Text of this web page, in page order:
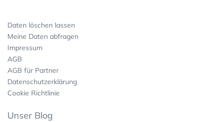
Daten löschen lassen
Meine Daten abfragen
Impressum
AGB
AGB für Partner
Datenschutzerklärung
Cookie Richtlinie
Unser Blog